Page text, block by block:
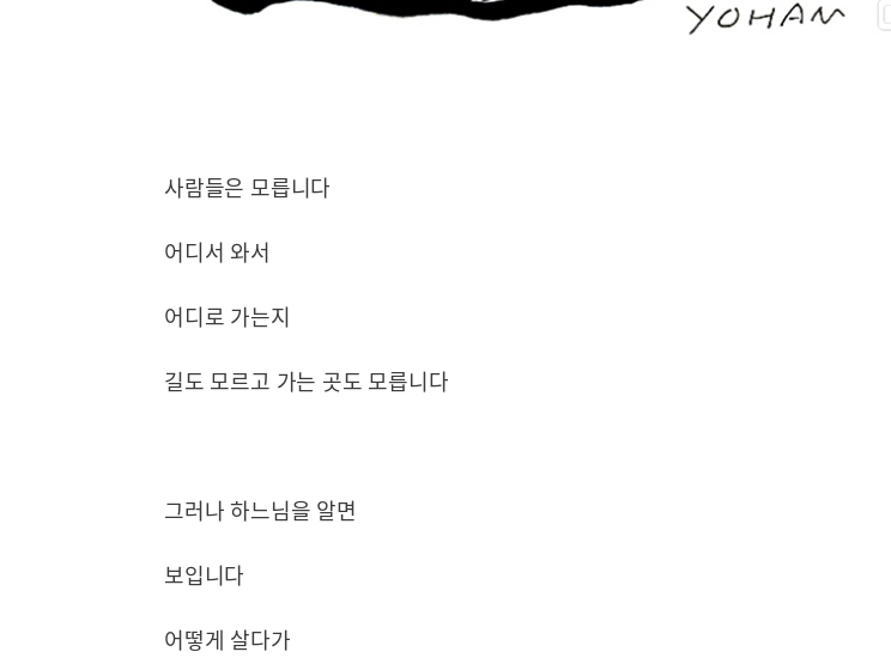
사람들은 모릅니다
어디서 와서
어디로 가는지
길도 모르고 가는 곳도 모릅니다
그러나 하느님을 알면
보입니다
어떻게 살다가